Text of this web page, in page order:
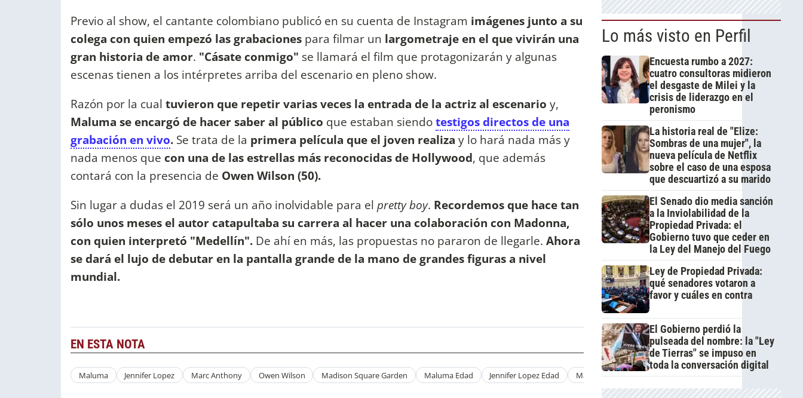
Previo al show, el cantante colombiano publicó en su cuenta de Instagram imágenes junto a su
colega con quien empezó las grabaciones para filmar un largometraje en el que vivirán una
gran historia de amor. "Cásate conmigo" se llamará el film que protagonizarán y algunas
escenas tienen a los intérpretes arriba del escenario en pleno show.
Razón por la cual tuvieron que repetir varias veces la entrada de la actriz al escenario y,
Maluma se encargó de hacer saber al público que estaban siendotestigos directos de una
grabación en vivo. Se trata de la primera película que el joven realiza y lo hará nada más y
nada menos que con una de las estrellas más reconocidas de Hollywood, que además
contará con la presencia de Owen Wilson (50).
Sin lugar a dudas el 2019 será un año inolvidable para el pretty boy. Recordemos que hace tan
sólo unos meses el autor catapultaba su carrera al hacer una colaboración con Madonna,
con quien interpretó "Medellín". De ahí en más, las propuestas no pararon de llegarle. Ahora
se dará el lujo de debutar en la pantalla grande de la mano de grandes figuras a nivel
mundial.
EN ESTA NOTA
Maluma Jennifer Lopez Marc Anthony Owen Wilson Madison Square Garden Maluma Edad Jennifer Lopez Edad Marc Anthony Edad
Lo más visto en Perfil
Encuesta rumbo a 2027:
cuatro consultoras midieron
el desgaste de Milei y la
crisis de liderazgo en el
peronismo
La historia real de "Elize:
Sombras de una mujer", la
nueva película de Netflix
sobre el caso de una esposa
que descuartizó a su marido
El Senado dio media sanción
a la Inviolabilidad de la
Propiedad Privada: el
Gobierno tuvo que ceder en
la Ley del Manejo del Fuego
Ley de Propiedad Privada:
qué senadores votaron a
favor y cuáles en contra
El Gobierno perdió la
pulseada del nombre: la "Ley
de Tierras" se impuso en
toda la conversación digital